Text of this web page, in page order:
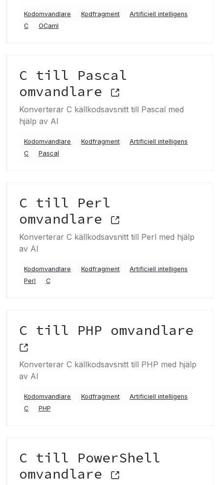
Kodomvandlare Kodfragment
Artificiell intelligens
C
OCaml
C till Pascal
omvandlare
Konverterar C källkodsavsnitt till Pascal med
hjälp av AI
Kodomvandlare Kodfragment
Artificiell intelligens
C
Pascal
C till Perl
omvandlare
Konverterar C källkodsavsnitt till Perl med hjälp
av AI
Kodomvandlare Kodfragment
Artificiell intelligens
Perl
C
C till PHP omvandlare
Konverterar C källkodsavsnitt till PHP med hjälp
av AI
Kodomvandlare Kodfragment
Artificiell intelligens
C
PHP
C till PowerShell
omvandlare